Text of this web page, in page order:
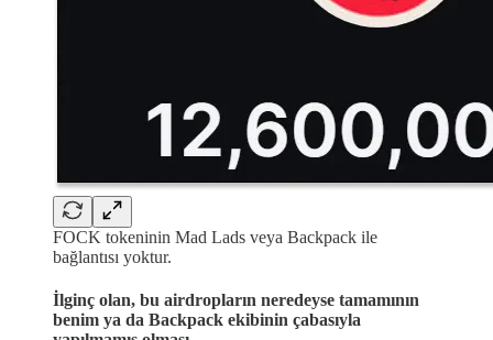
FOCK tokeninin Mad Lads veya Backpack ile
bağlantısı yoktur.
İlginç olan, bu airdropların neredeyse tamamının
benim ya da Backpack ekibinin çabasıyla